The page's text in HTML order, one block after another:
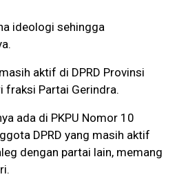
ideologi sehingga
aktif di DPRD Provinsi
fraksi Partai Gerindra.
ada di PKPU Nomor 10
DPRD yang masih aktif
dengan partai lain, memang